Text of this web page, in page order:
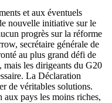
et aux éventuels
nouvelle initiative sur le
progrès sur la réforme
secrétaire générale de
au plus grand défi de
mais les dirigeants du G20
La Déclaration
de véritables solutions.
pays les moins riches,